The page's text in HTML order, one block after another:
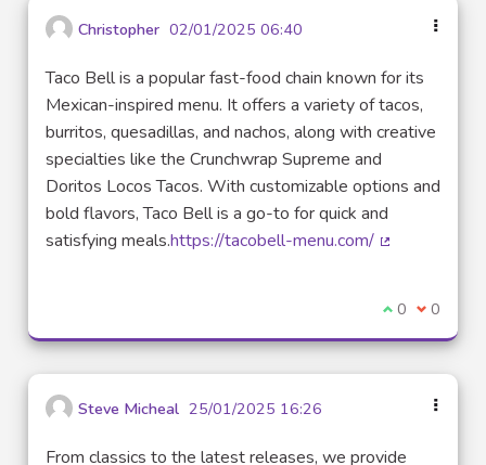
Christopher 02/01/2025 06:40
Taco Bell is a popular fast-food chain known for its
Mexican-inspired menu. It offers a variety of tacos,
burritos, quesadillas, and nachos, along with creative
specialties like the Crunchwrap Supreme and
Doritos Locos Tacos. With customizable options and
bold flavors, Taco Bell is a go-to for quick and
satisfying meals.https://tacobell-menu.com/
Je suis
0 Je ne
0
Steve Micheal 25/01/2025 16:26
From classics to the latest releases, we provide